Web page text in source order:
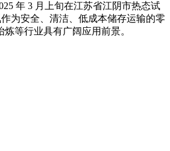
年 3 月上旬在江苏省江阴市热态试
为安全、清洁、低成本储存运输的零
等行业具有广阔应用前景。